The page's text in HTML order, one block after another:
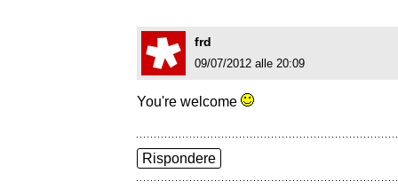
frd
09/07/2012 alle 20:09
You're welcome
Rispondere